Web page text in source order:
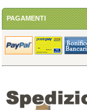
PAGAMENTI